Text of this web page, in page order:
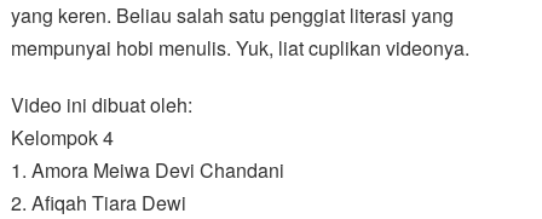
yang keren. Beliau salah satu penggiat literasi yang
mempunyai hobi menulis. Yuk, liat cuplikan videonya.
Video ini dibuat oleh:
Kelompok 4
1. Amora Meiwa Devi Chandani
2. Afiqah Tiara Dewi